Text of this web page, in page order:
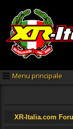
Menu principale
XR-Italia.com